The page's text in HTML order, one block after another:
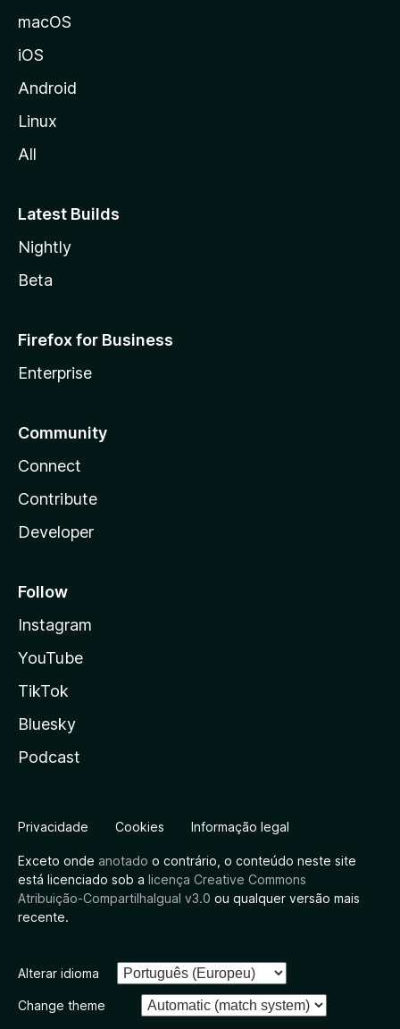
z
i
a
macOS
iOS
Android
Linux
All
Latest Builds
Nightly
Beta
Firefox for Business
Enterprise
Community
Connect
Contribute
Developer
Follow
Instagram
YouTube
TikTok
Bluesky
Podcast
Privacidade Cookies Informação legal
Exceto onde anotado o contrário, o conteúdo neste site
está licenciado sob a licença Creative Commons
Atribuição-CompartilhaIgual v3.0 ou qualquer versão mais
recente.
Alterar idioma
Change theme